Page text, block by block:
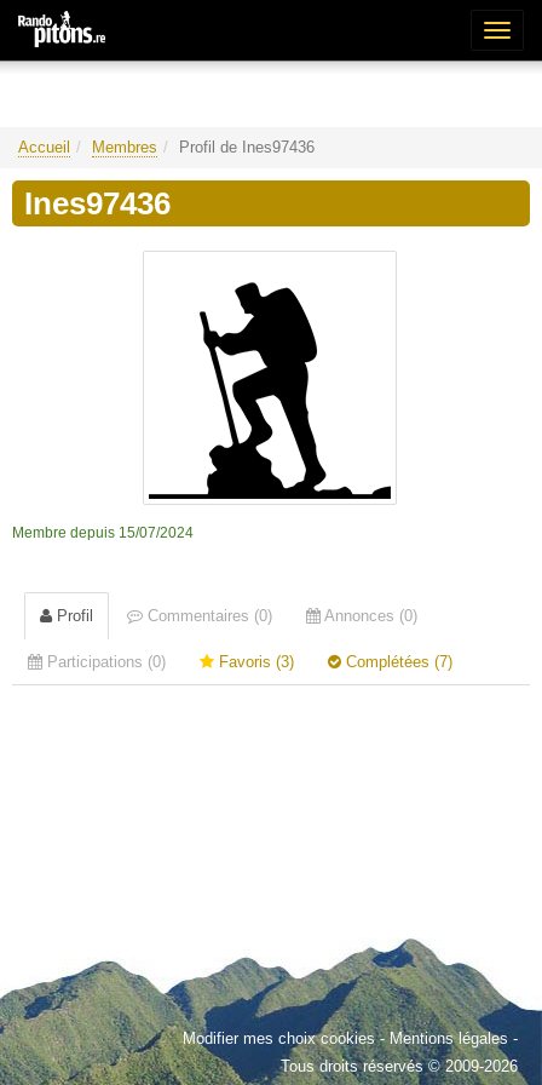
Accueil Membres Profil de Ines97436
Ines97436
Membre depuis 15/07/2024
Profil Commentaires (0) Annonces (0)
Participations (0) Favoris (3) Complétées (7)
Modifier mes choix cookies-Mentions légales -
Tous droits réservés © 2009-2026